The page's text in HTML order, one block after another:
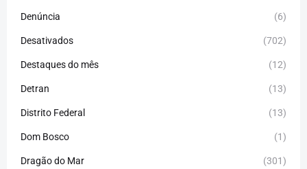
Denúncia (6)
Desativados (702)
Destaques do mês (12)
Detran (13)
Distrito Federal (13)
Dom Bosco (1)
Dragão do Mar (301)